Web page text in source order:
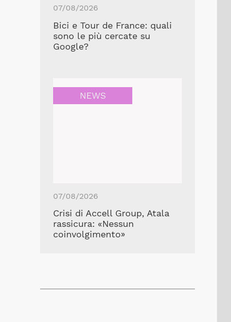
07/08/2026
Bici e Tour de France: quali
sono le più cercate su
Google?
NEWS
07/08/2026
Crisi di Accell Group, Atala
rassicura: «Nessun
coinvolgimento»